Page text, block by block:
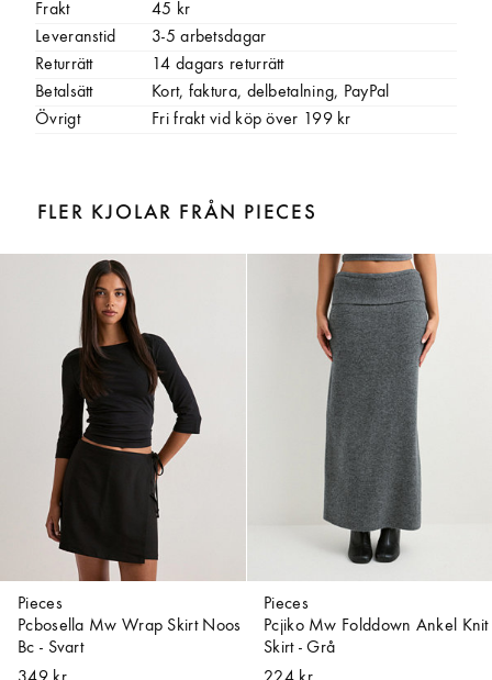
Frakt
45 kr
Leveranstid
3-5 arbetsdagar
Returrätt
14 dagars returrätt
Betalsätt
Kort, faktura, delbetalning, PayPal
Övrigt
Fri frakt vid köp över 199 kr
FLER KJOLAR FRÅN PIECES
Pieces
Pcbosella Mw Wrap Skirt Noos
Bc - Svart
Pieces
Pcjiko Mw Folddown Ankel Knit
Skirt - Grå